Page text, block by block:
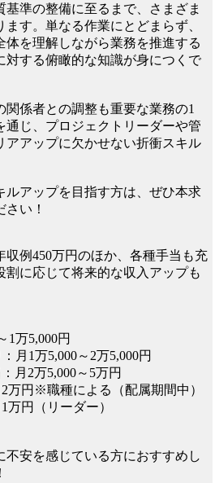
基準の整備に至るまで、さまざま
ます。単なる作業にとどまらず、
体を理解しながら業務を推進する
対する俯瞰的な知識が身につくで
関係者との調整も重要な業務の1
通じ、プロジェクトリーダーや管
アアップに欠かせない折衝スキル
ルアップを目指す方は、ぜひ本求
さい！
収例450万円のほか、各種手当も充
割に応じて将来的な収入アップも
1万5,000円
月1万5,000～2万5,000円
月2万5,000～5万円
万円※職種による（配属期間中）
万円（リーダー）
不安を感じている方におすすめし